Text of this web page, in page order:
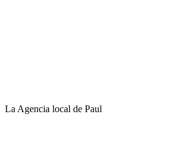
La Agencia local de Paul